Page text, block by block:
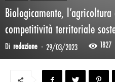
Biologicamente,
competitività territoriale
Di redazione - 29/03/2023 1827